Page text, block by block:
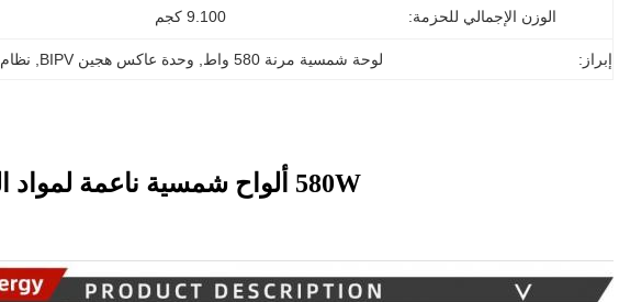
الوزن الإجمالي للحزمة: 9.100 كجم
إبراز: لوحة شمسية مرنة 580 واط وحدة عاكس هجين BIPV
580W ألواح شمسية ناعمة لمواد السقف